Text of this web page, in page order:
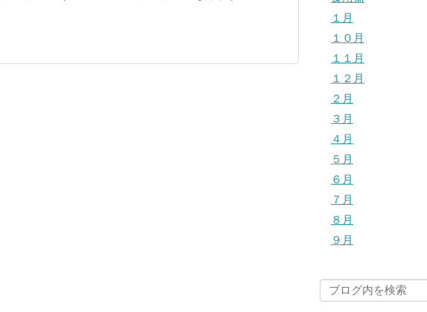
１月
１０月
１１月
１２月
２月
３月
４月
５月
６月
７月
８月
９月